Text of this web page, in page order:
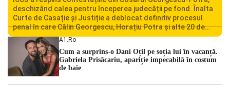
deschizând calea pentru începerea judecății pe fond. Înalta
Curte de Casație și Justiție a deblocat definitiv procesul
penal în care Călin Georgescu, Horațiu Potra și alte 20 de
persoane sunt acuzați de acțiuni îndreptate împotriva
ordinii constituționale. În ședința din camera preliminară,
judecătorii de la instanța supremă au […]
A1.ro
Cum a surprins-o Dani Oțil pe soția lui în vacanță.
Gabriela Prisăcariu, apariție impecabilă în costum
de baie